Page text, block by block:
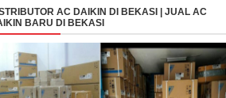
AC DAIKIN DI BEKASI | JUAL AC
BARU DI BEKASI